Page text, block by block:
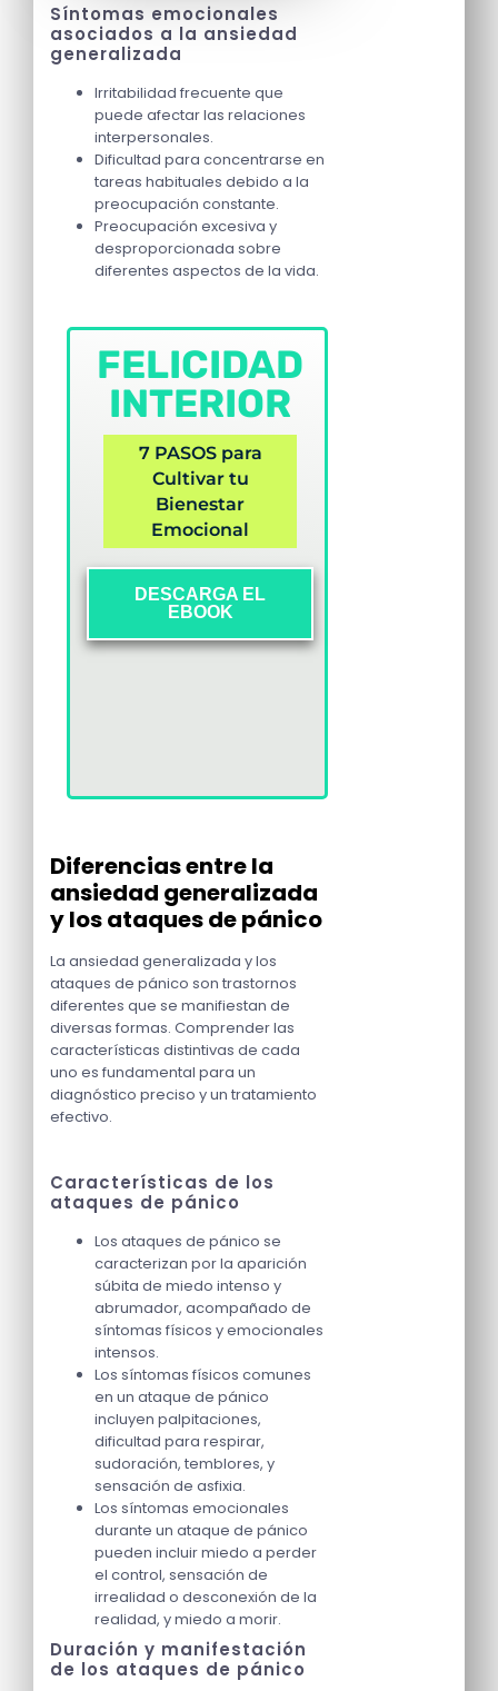
Síntomas emocionales
asociados a la ansiedad
generalizada
Irritabilidad frecuente que
puede afectar las relaciones
interpersonales.
Dificultad para concentrarse en
tareas habituales debido a la
preocupación constante.
Preocupación excesiva y
desproporcionada sobre
diferentes aspectos de la vida.
FELICIDAD
INTERIOR
7 PASOS para
Cultivar tu
Bienestar
Emocional
DESCARGA EL
EBOOK
Diferencias entre la
ansiedad generalizada
y los ataques de pánico
La ansiedad generalizada y los
ataques de pánico son trastornos
diferentes que se manifiestan de
diversas formas. Comprender las
características distintivas de cada
uno es fundamental para un
diagnóstico preciso y un tratamiento
efectivo.
Características de los
ataques de pánico
Los ataques de pánico se
caracterizan por la aparición
súbita de miedo intenso y
abrumador, acompañado de
síntomas físicos y emocionales
intensos.
Los síntomas físicos comunes
en un ataque de pánico
incluyen palpitaciones,
dificultad para respirar,
sudoración, temblores, y
sensación de asfixia.
Los síntomas emocionales
durante un ataque de pánico
pueden incluir miedo a perder
el control, sensación de
irrealidad o desconexión de la
realidad, y miedo a morir.
Duración y manifestación
de los ataques de pánico